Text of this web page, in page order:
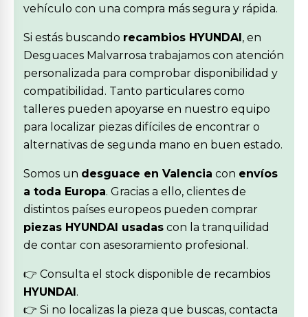
vehículo con una compra más segura y rápida.
Si estás buscando recambios HYUNDAI, en
Desguaces Malvarrosa trabajamos con atención
personalizada para comprobar disponibilidad y
compatibilidad. Tanto particulares como
talleres pueden apoyarse en nuestro equipo
para localizar piezas difíciles de encontrar o
alternativas de segunda mano en buen estado.
Somos un desguace en Valencia con envíos
a toda Europa. Gracias a ello, clientes de
distintos países europeos pueden comprar
piezas HYUNDAI usadas con la tranquilidad
de contar con asesoramiento profesional.
👉 Consulta el stock disponible de recambios
HYUNDAI.
👉 Si no localizas la pieza que buscas, contacta